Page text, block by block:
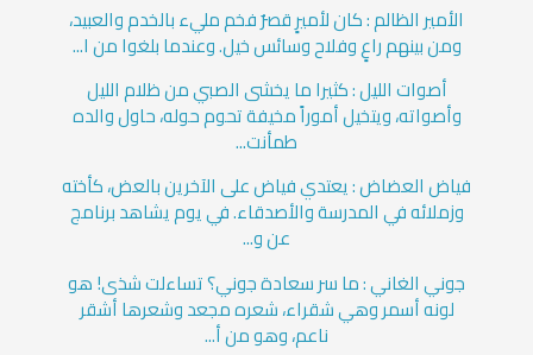
الأمير الظالم : كان لأميرٍ قصرٌ فخم مليء بالخدم والعبيد،
ومن بينهم راعٍ وفلاح وسائس خيل. وعندما بلغوا من ا...
أصوات الليل : كثيرا ما يخشى الصبي من ظلام الليل
وأصواته، ويتخيل أموراً مخيفة تحوم حوله، حاول والده
طمأنت...
فياض العضاض : يعتدي فياض على الآخرين بالعض، كأخته
وزملائه في المدرسة والأصدقاء. في يوم يشاهد برنامج
عن و...
جوني الغاني : ما سر سعادة جوني؟ تساءلت شذى! هو
لونه أسمر وهي شقراء، شعره مجعد وشعرها أشقر
ناعم، وهو من أ...